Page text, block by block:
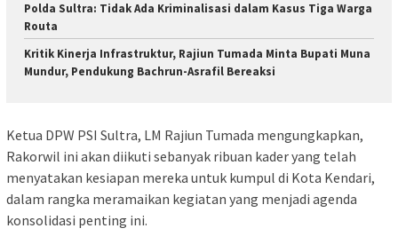
Polda Sultra: Tidak Ada Kriminalisasi dalam Kasus Tiga Warga
Routa
Kritik Kinerja Infrastruktur, Rajiun Tumada Minta Bupati Muna
Mundur, Pendukung Bachrun-Asrafil Bereaksi
‎Ketua DPW PSI Sultra, LM Rajiun Tumada mengungkapkan,
Rakorwil ini akan diikuti sebanyak ribuan kader yang telah
menyatakan kesiapan mereka untuk kumpul di Kota Kendari,
dalam rangka meramaikan kegiatan yang menjadi agenda
konsolidasi penting ini.